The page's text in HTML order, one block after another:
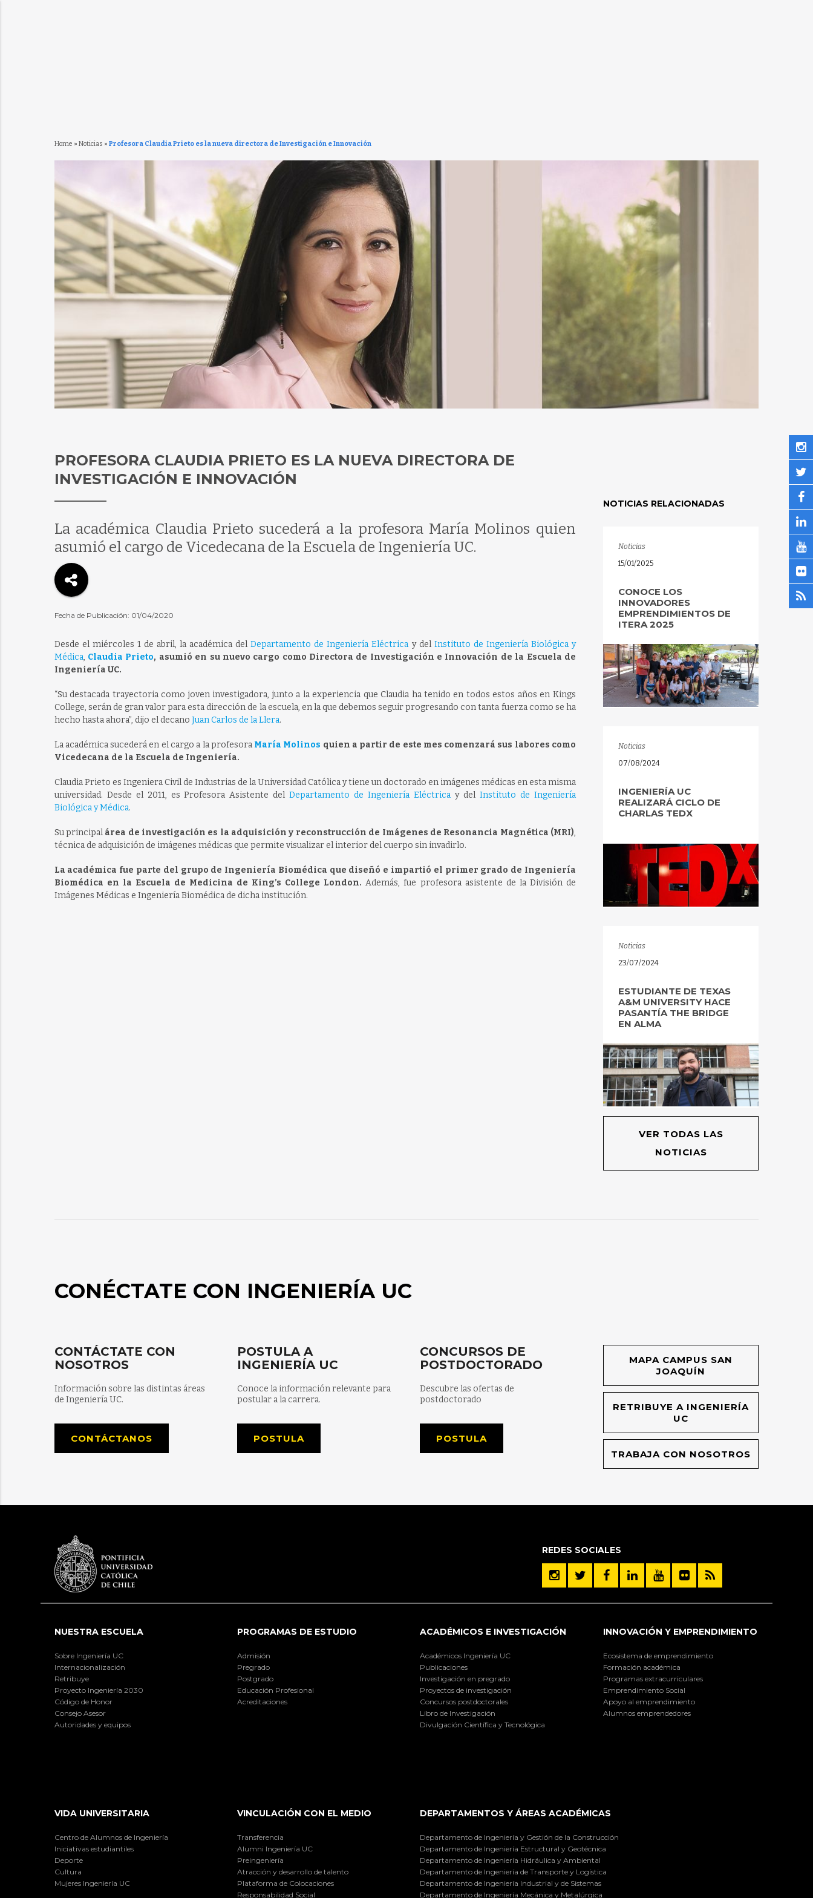
Home » Noticias » Profesora Claudia Prieto es la nueva directora de Investigación e Innovación
PROFESORA CLAUDIA PRIETO ES LA NUEVA DIRECTORA DE
INVESTIGACIÓN E INNOVACIÓN
La académica Claudia Prieto sucederá a la profesora María Molinos quien
asumió el cargo de Vicedecana de la Escuela de Ingeniería UC.
Fecha de Publicación: 01/04/2020
Desde el miércoles 1 de abril, la académica delDepartamento de Ingeniería Eléctrica y del Instituto de Ingeniería Biológica y
Médica, Claudia Prieto, asumió en su nuevo cargo como Directora de Investigación e Innovación de la Escuela de
Ingeniería UC.
“Su destacada trayectoria como joven investigadora, junto a la experiencia que Claudia ha tenido en todos estos años en Kings
College, serán de gran valor para esta dirección de la escuela, en la que debemos seguir progresando con tanta fuerza como se ha
hecho hasta ahora”, dijo el decano Juan Carlos de la Llera.
La académica sucederá en el cargo a la profesora María Molinos quien a partir de este mes comenzará sus labores como
Vicedecana de la Escuela de Ingeniería.
Claudia Prieto es Ingeniera Civil de Industrias de la Universidad Católica y tiene un doctorado en imágenes médicas en esta misma
universidad. Desde el 2011, es Profesora Asistente delDepartamento de Ingeniería Eléctrica y delInstituto de Ingeniería
Biológica y Médica.
Su principal área de investigación es la adquisición y reconstrucción de Imágenes de Resonancia Magnética (MRI),
técnica de adquisición de imágenes médicas que permite visualizar el interior del cuerpo sin invadirlo.
La académica fue parte del grupo de Ingeniería Biomédica que diseñó e impartió el primer grado de Ingeniería
Biomédica en la Escuela de Medicina de King’s College London. Además, fue profesora asistente de la División de
Imágenes Médicas e Ingeniería Biomédica de dicha institución.
NOTICIAS RELACIONADAS
Noticias
15/01/2025
CONOCE LOS
INNOVADORES
EMPRENDIMIENTOS DE
ITERA 2025
Noticias
07/08/2024
INGENIERÍA UC
REALIZARÁ CICLO DE
CHARLAS TEDX
Noticias
23/07/2024
ESTUDIANTE DE TEXAS
A&M UNIVERSITY HACE
PASANTÍA THE BRIDGE
EN ALMA
VER TODAS LAS
NOTICIAS
CONÉCTATE CON INGENIERÍA UC
CONTÁCTATE CON
NOSOTROS
Información sobre las distintas áreas
de Ingeniería UC.
CONTÁCTANOS
POSTULA A
INGENIERÍA UC
Conoce la información relevante para
postular a la carrera.
POSTULA
CONCURSOS DE
POSTDOCTORADO
Descubre las ofertas de
postdoctorado
POSTULA
MAPA CAMPUS SAN
JOAQUÍN
RETRIBUYE A INGENIERÍA
UC
TRABAJA CON NOSOTROS
REDES SOCIALES
NUESTRA ESCUELA
Sobre Ingeniería UC
Internacionalización
Retribuye
Proyecto Ingeniería 2030
Código de Honor
Consejo Asesor
Autoridades y equipos
PROGRAMAS DE ESTUDIO
Admisión
Pregrado
Postgrado
Educación Profesional
Acreditaciones
ACADÉMICOS E INVESTIGACIÓN
Académicos Ingeniería UC
Publicaciones
Investigación en pregrado
Proyectos de investigación
Concursos postdoctorales
Libro de Investigación
Divulgación Científica y Tecnológica
INNOVACIÓN Y EMPRENDIMIENTO
Ecosistema de emprendimiento
Formación académica
Programas extracurriculares
Emprendimiento Social
Apoyo al emprendimiento
Alumnos emprendedores
VIDA UNIVERSITARIA
Centro de Alumnos de Ingeniería
Iniciativas estudiantiles
Deporte
Cultura
Mujeres Ingeniería UC
VINCULACIÓN CON EL MEDIO
Transferencia
Alumni Ingeniería UC
Preingeniería
Atracción y desarrollo de talento
Plataforma de Colocaciones
Responsabilidad Social
DEPARTAMENTOS Y ÁREAS ACADÉMICAS
Departamento de Ingeniería y Gestión de la Construcción
Departamento de Ingeniería Estructural y Geotécnica
Departamento de Ingeniería Hidráulica y Ambiental
Departamento de Ingeniería de Transporte y Logística
Departamento de Ingeniería Industrial y de Sistemas
Departamento de Ingeniería Mecánica y Metalúrgica